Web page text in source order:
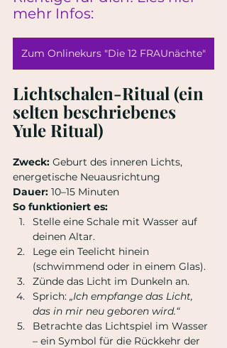
mehr Infos:
Zum Onlinekurs "Die 12 FRAUnächte"
Lichtschalen-Ritual (ein
selten beschriebenes
Yule Ritual)
Zweck: Geburt des inneren Lichts,
energetische Neuausrichtung
Dauer: 10–15 Minuten
So funktioniert es:
Stelle eine Schale mit Wasser auf
deinen Altar.
Lege ein Teelicht hinein
(schwimmend oder in einem Glas).
Zünde das Licht im Dunkeln an.
Sprich: „Ich empfange das Licht,
das in mir neu geboren wird.“
Betrachte das Lichtspiel im Wasser
– ein Symbol für die Rückkehr der